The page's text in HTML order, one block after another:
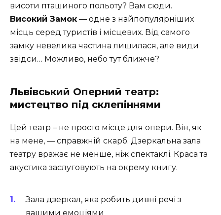
висоти пташиного польоту? Вам сюди.
Високий Замок — одне з найпопулярніших
місць серед туристів і місцевих. Від самого
замку невелика частина лишилася, але види
звідси… Можливо, небо тут ближче?
Львівський Оперний театр:
мистецтво під склепіннями
Цей театр – не просто місце для опери. Він, як
на мене, — справжній скарб. Дзеркальна зала
театру вражає не менше, ніж спектаклі. Краса та
акустика заслуговують на окрему книгу.
Зала дзеркал, яка робить дивні речі з
вашими емоціями